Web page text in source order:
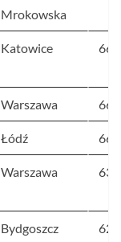
Mrokowska
Katowice 66
Warszawa 66
Łódź 66
Warszawa 63
Bydgoszcz 62